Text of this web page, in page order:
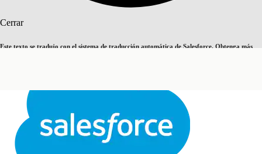
Cerrar
Este texto se tradujo con el sistema de traducción automática de Salesforce. Obtenga más
Cerrar Cerrar